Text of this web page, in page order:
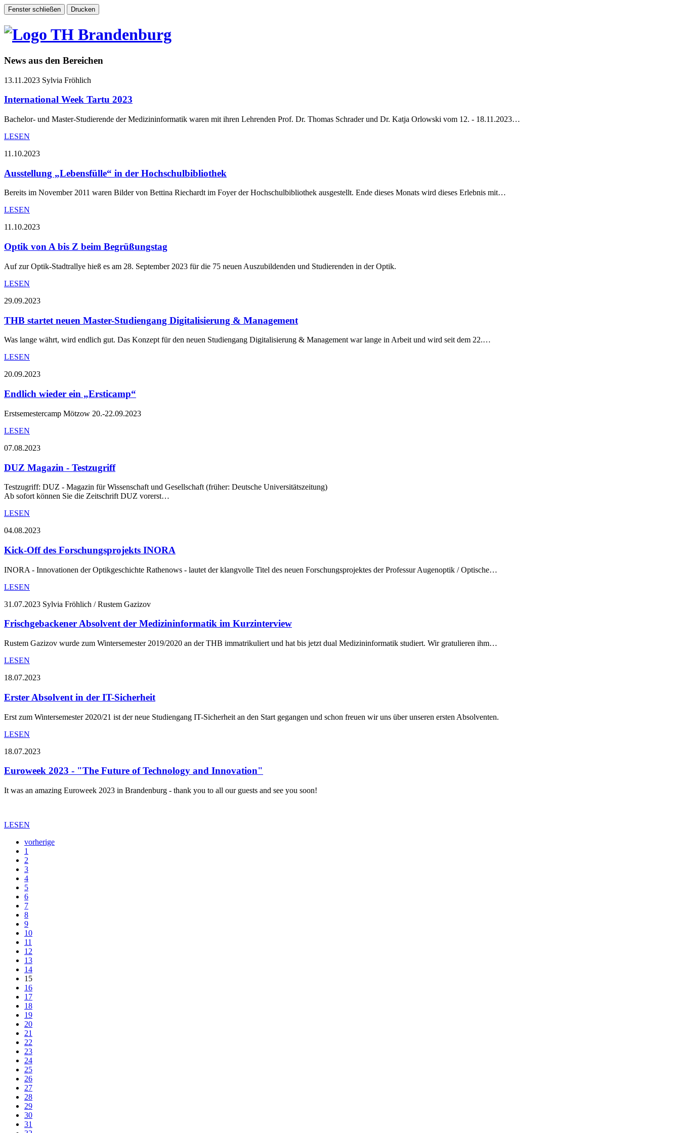
News aus den Bereichen
13.11.2023 Sylvia Fröhlich
International Week Tartu 2023
Bachelor- und Master-Studierende der Medizininformatik waren mit ihren Lehrenden Prof. Dr. Thomas Schrader und Dr. Katja Orlowski vom 12. - 18.11.2023…
LESEN
11.10.2023
Ausstellung „Lebensfülle“ in der Hochschulbibliothek
Bereits im November 2011 waren Bilder von Bettina Riechardt im Foyer der Hochschulbibliothek ausgestellt. Ende dieses Monats wird dieses Erlebnis mit…
LESEN
11.10.2023
Optik von A bis Z beim Begrüßungstag
Auf zur Optik-Stadtrallye hieß es am 28. September 2023 für die 75 neuen Auszubildenden und Studierenden in der Optik.
LESEN
29.09.2023
THB startet neuen Master-Studiengang Digitalisierung & Management
Was lange währt, wird endlich gut. Das Konzept für den neuen Studiengang Digitalisierung & Management war lange in Arbeit und wird seit dem 22.…
LESEN
20.09.2023
Endlich wieder ein „Ersticamp“
Erstsemestercamp Mötzow 20.-22.09.2023
LESEN
07.08.2023
DUZ Magazin - Testzugriff
Testzugriff: DUZ - Magazin für Wissenschaft und Gesellschaft (früher: Deutsche Universitätszeitung)
Ab sofort können Sie die Zeitschrift DUZ vorerst…
LESEN
04.08.2023
Kick-Off des Forschungsprojekts INORA
INORA - Innovationen der Optikgeschichte Rathenows - lautet der klangvolle Titel des neuen Forschungsprojektes der Professur Augenoptik / Optische…
LESEN
31.07.2023 Sylvia Fröhlich / Rustem Gazizov
Frischgebackener Absolvent der Medizininformatik im Kurzinterview
Rustem Gazizov wurde zum Wintersemester 2019/2020 an der THB immatrikuliert und hat bis jetzt dual Medizininformatik studiert. Wir gratulieren ihm…
LESEN
18.07.2023
Erster Absolvent in der IT-Sicherheit
Erst zum Wintersemester 2020/21 ist der neue Studiengang IT-Sicherheit an den Start gegangen und schon freuen wir uns über unseren ersten Absolventen.
LESEN
18.07.2023
Euroweek 2023 - "The Future of Technology and Innovation"
It was an amazing Euroweek 2023 in Brandenburg - thank you to all our guests and see you soon!
LESEN
vorherige
1
2
3
4
5
6
7
8
9
10
11
12
13
14
15
16
17
18
19
20
21
22
23
24
25
26
27
28
29
30
31